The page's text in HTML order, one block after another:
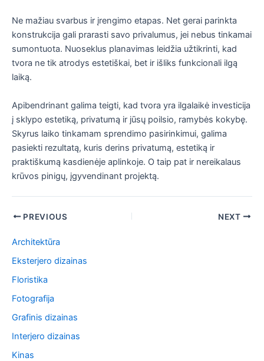
Ne mažiau svarbus ir įrengimo etapas. Net gerai parinkta
konstrukcija gali prarasti savo privalumus, jei nebus tinkamai
sumontuota. Nuoseklus planavimas leidžia užtikrinti, kad
tvora ne tik atrodys estetiškai, bet ir išliks funkcionali ilgą
laiką.
Apibendrinant galima teigti, kad tvora yra ilgalaikė investicija
į sklypo estetiką, privatumą ir jūsų poilsio, ramybės kokybę.
Skyrus laiko tinkamam sprendimo pasirinkimui, galima
pasiekti rezultatą, kuris derins privatumą, estetiką ir
praktiškumą kasdienėje aplinkoje. O taip pat ir nereikalaus
krūvos pinigų, įgyvendinant projektą.
PostPREVIOUS NEXT
Architektūra
Eksterjero dizainas
Floristika
Fotografija
Grafinis dizainas
Interjero dizainas
Kinas